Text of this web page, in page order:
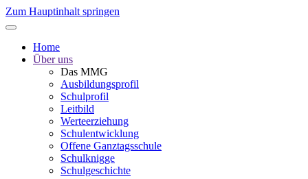
Zum Hauptinhalt springen
Home
Über uns
Das MMG
Ausbildungsprofil
Schulprofil
Leitbild
Werteerziehung
Schulentwicklung
Offene Ganztagsschule
Schulknigge
Schulgeschichte